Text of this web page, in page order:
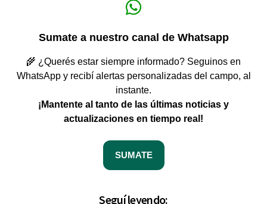
Sumate a nuestro canal de Whatsapp
🌾 ¿Querés estar siempre informado? Seguinos en
WhatsApp y recibí alertas personalizadas del campo, al
instante.
¡Mantente al tanto de las últimas noticias y
actualizaciones en tiempo real!
SUMATE
Seguí leyendo: